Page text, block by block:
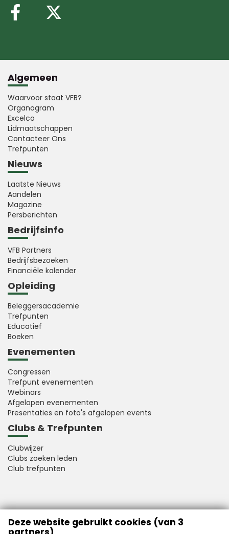
Volg ons op Facebook
Algemeen
Waarvoor staat VFB?
Organogram
Excelco
Lidmaatschappen
Contacteer Ons
Trefpunten
Nieuws
Laatste Nieuws
Aandelen
Magazine
Persberichten
Bedrijfsinfo
VFB Partners
Bedrijfsbezoeken
Financiële kalender
Opleiding
Beleggersacademie
Trefpunten
Educatief
Boeken
Evenementen
Congressen
Trefpunt evenementen
Webinars
Afgelopen evenementen
Presentaties en foto's afgelopen events
Clubs & Trefpunten
Clubwijzer
Clubs zoeken leden
Club trefpunten
VFB is a member of Better Finance
Deze website gebruikt cookies (van 3